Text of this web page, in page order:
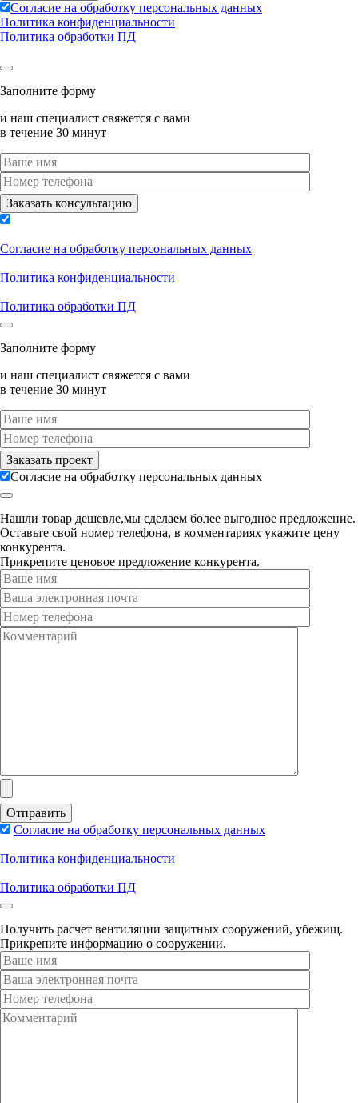
Согласие на обработку персональных данных
Политика конфиденциальности
Политика обработки ПД
Заполните форму
и наш специалист свяжется с вами
в течение 30 минут
Согласие на обработку персональных данных
Политика конфиденциальности
Политика обработки ПД
Заполните форму
и наш специалист свяжется с вами
в течение 30 минут
Согласие на обработку персональных данных
Нашли товар дешевле,мы сделаем более выгодное предложение.
Оставьте свой номер телефона, в комментариях укажите цену
конкурента.
Прикрепите ценовое предложение конкурента.
Согласие на обработку персональных данных
Политика конфиденциальности
Политика обработки ПД
Получить расчет вентиляции защитных сооружений, убежищ.
Прикрепите информацию о сооружении.